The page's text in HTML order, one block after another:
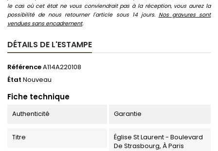
le cas où cet état ne vous conviendrait pas à la réception, vous aurez la
possibilité de nous retourner l'article sous 14 jours. Nos gravures sont
vendues sans encadrement.
DÉTAILS DE L'ESTAMPE
RéférenceA114A220108
État Nouveau
Fiche technique
Authenticité Garantie
Titre
Église St Laurent - Boulevard
De Strasbourg, À Paris